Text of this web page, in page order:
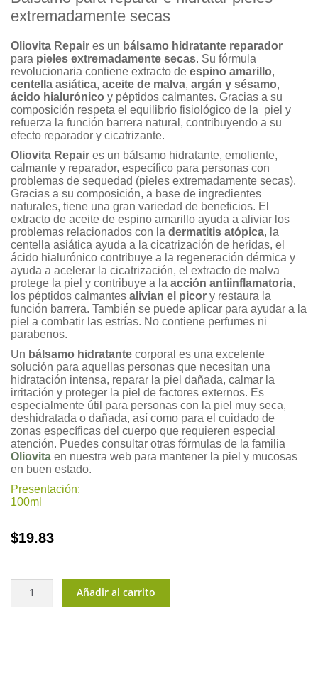
base a
de clientes
extremadamente secas
Oliovita Repair es un bálsamo hidratante reparador
para pieles extremadamente secas. Su fórmula
revolucionaria contiene extracto de espino amarillo,
centella asiática, aceite de malva, argán y sésamo,
ácido hialurónico y péptidos calmantes. Gracias a su
composición respeta el equilibrio fisiológico de la piel y
refuerza la función barrera natural, contribuyendo a su
efecto reparador y cicatrizante.
Oliovita Repair es un bálsamo hidratante, emoliente,
calmante y reparador, específico para personas con
problemas de sequedad (pieles extremadamente secas).
Gracias a su composición, a base de ingredientes
naturales, tiene una gran variedad de beneficios. El
extracto de aceite de espino amarillo ayuda a aliviar los
problemas relacionados con la dermatitis atópica, la
centella asiática ayuda a la cicatrización de heridas, el
ácido hialurónico contribuye a la regeneración dérmica y
ayuda a acelerar la cicatrización, el extracto de malva
protege la piel y contribuye a la acción antiinflamatoria,
los péptidos calmantes alivian el picor y restaura la
función barrera. También se puede aplicar para ayudar a la
piel a combatir las estrías. No contiene perfumes ni
parabenos.
Un bálsamo hidratante corporal es una excelente
solución para aquellas personas que necesitan una
hidratación intensa, reparar la piel dañada, calmar la
irritación y proteger la piel de factores externos. Es
especialmente útil para personas con la piel muy seca,
deshidratada o dañada, así como para el cuidado de
zonas específicas del cuerpo que requieren especial
atención. Puedes consultar otras fórmulas de la familia
Oliovita en nuestra web para mantener la piel y mucosas
en buen estado.
Presentación:
100ml
$19.83
Repair®
Añadir al carrito